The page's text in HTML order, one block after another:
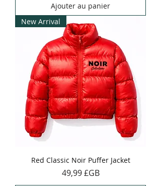
Ajouter au panier
New Arrival
Red Classic Noir Puffer Jacket
Prix
49,99 £GB